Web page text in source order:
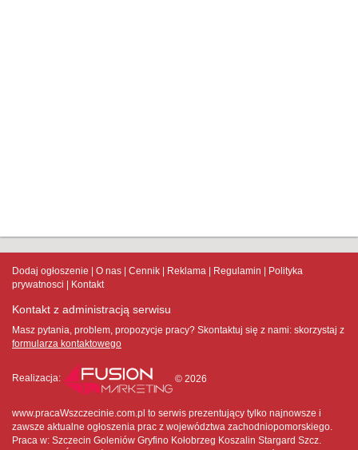
Dodaj ogłoszenie O nas Cennik Reklama Regulamin
Polityka
prywatnosci
Kontakt
Kontakt z administracją serwisu
Masz pytania, problem, propozycje pracy? Skontaktuj się z nami: skorzystaj z
formularza kontaktowego
Realizacja: © 2026
www.pracaWszczecinie.com.pl to serwis prezentujący tylko najnowsze i
zawsze aktualne ogłoszenia prac z województwa zachodniopomorskiego.
Praca w: Szczecin Goleniów Gryfino Kołobrzeg Koszalin Stargard Szcz.